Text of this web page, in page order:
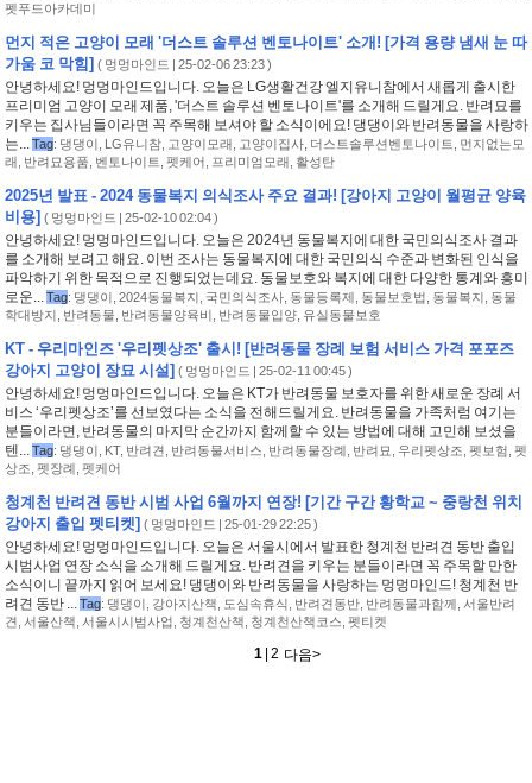
펫푸드아카데미
먼지 적은 고양이 모래 '더스트 솔루션 벤토나이트' 소개! [가격 용량 냄새 눈 따
가움 코 막힘] ( 멍멍마인드 | 25-02-06 23:23 )
안녕하세요! 멍멍마인드입니다. 오늘은 LG생활건강 엘지유니참에서 새롭게 출시한
프리미엄 고양이 모래 제품, '더스트 솔루션 벤토나이트'를 소개해 드릴게요. 반려묘를
키우는 집사님들이라면 꼭 주목해 보셔야 할 소식이에요! 댕댕이와 반려동물을 사랑하
는...Tag: 댕댕이 LG유니참, 고양이모래 고양이집사, 더스트솔루션벤토나이트
먼지없는모
래 반려묘용품 벤토나이트 펫케어 프리미엄모래 활성탄
2025년 발표 - 2024 동물복지 의식조사 주요 결과! [강아지 고양이 월평균 양육
비용] ( 멍멍마인드 | 25-02-10 02:04 )
안녕하세요! 멍멍마인드입니다. 오늘은 2024년 동물복지에 대한 국민의식조사 결과
를 소개해 보려고 해요. 이번 조사는 동물복지에 대한 국민의식 수준과 변화된 인식을
파악하기 위한 목적으로 진행되었는데요. 동물보호와 복지에 대한 다양한 통계와 흥미
로운...Tag: 댕댕이 2024동물복지 국민의식조사, 동물등록제 동물보호법 동물복지 동물
학대방지 반려동물 반려동물양육비 반려동물입양, 유실동물보호
KT - 우리마인즈 '우리펫상조' 출시! [반려동물 장례 보험 서비스 가격 포포즈
강아지 고양이 장묘 시설] ( 멍멍마인드 | 25-02-11 00:45 )
안녕하세요! 멍멍마인드입니다. 오늘은 KT가 반려동물 보호자를 위한 새로운 장례 서
비스 ‘우리펫상조’를 선보였다는 소식을 전해드릴게요. 반려동물을 가족처럼 여기는
분들이라면, 반려동물의 마지막 순간까지 함께할 수 있는 방법에 대해 고민해 보셨을
텐...Tag: 댕댕이 KT, 반려견 반려동물서비스 반려동물장례 반려묘 우리펫상조 펫보험 펫
상조 펫장례 펫케어
청계천 반려견 동반 시범 사업 6월까지 연장! [기간 구간 황학교 ~ 중랑천 위치
강아지 출입 펫티켓] ( 멍멍마인드 | 25-01-29 22:25 )
안녕하세요! 멍멍마인드입니다. 오늘은 서울시에서 발표한 청계천 반려견 동반 출입
시범사업 연장 소식을 소개해 드릴게요. 반려견을 키우는 분들이라면 꼭 주목할 만한
소식이니 끝까지 읽어 보세요! 댕댕이와 반려동물을 사랑하는 멍멍마인드! 청계천 반
려견 동반 ...Tag: 댕댕이 강아지산책 도심속휴식 반려견동반, 반려동물과함께 서울반려
견 서울산책 서울시시범사업 청계천산책 청계천산책코스 펫티켓
1| 2 다음>